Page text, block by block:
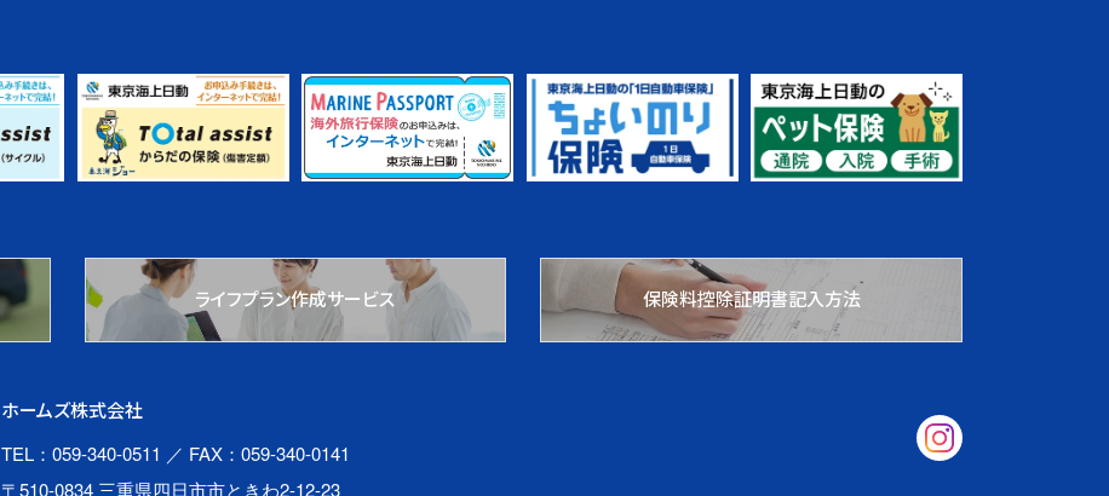
ライフプラン作成サービス 保険料控除証明書記入方法
ホームズ株式会社
TEL：059-340-0511 ／ FAX：059-340-0141
〒510-0834 三重県四日市市ときわ2-12-23